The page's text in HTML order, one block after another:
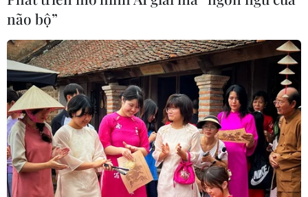
Bàn giải pháp thông quan hàng hóa xuất
nhập khẩu tại Lạng Sơn
29/12/2021 11:38
Tỉnh Lạng Sơn tăng cường việc khử khuẩn hàng hóa,
thông báo thường xuyên đến cơ quan chức năng phía
Trung Quốc để phía bạn chấp nhận kết quả khử khuẩn,
thúc đẩy nhanh thông quan hàng hóa.
não bộ”